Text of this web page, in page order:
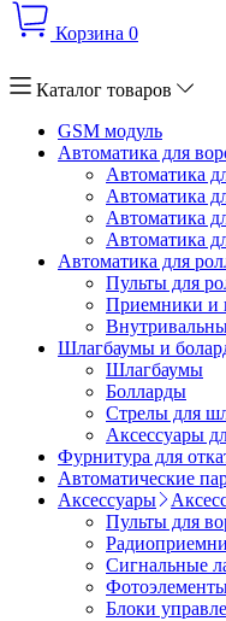
Корзина 0
Каталог товаров
GSM модуль
Автоматика для
Автоматика
Автоматика
Автоматика
Автоматика
Автоматика для
Пульты для
Приемники и
Шлагбаумы и
Шлагбаумы
Болларды
Стрелы для
Аксессуары
Фурнитура для
Автоматические
Аксессуары
Пульты для
Сигнальные
Блоки